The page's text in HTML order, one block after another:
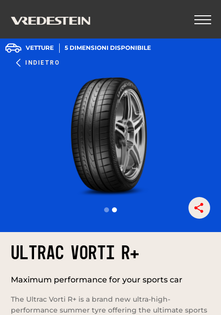
INDIETRO
VETTURE 5 DIMENSIONI DISPONIBILE
ULTRAC VORTI R+
Maximum performance for your sports car
The Ultrac Vorti R+ is a brand new ultra-high-
performance summer tyre offering the ultimate sports